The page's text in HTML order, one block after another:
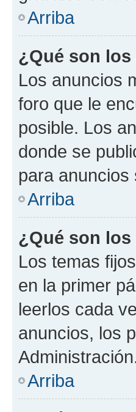
Arriba
¿Qué son
Los anuncios
foro que le
posible. Los
donde se
para
Arriba
¿Qué son
Los temas
en la primer
leerlos cada
anuncios, los
Arriba